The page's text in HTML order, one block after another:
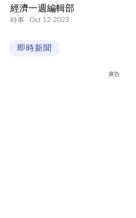
商
業
經濟一週編輯部
時事 Oct 12 2023
即時新聞
廣告